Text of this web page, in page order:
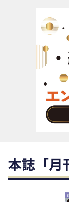
リスクマネジメ
社外・社内広報
社外・社内コ
FM・オフィス
テクノロジー活
助成金・補助
アウトソーシン
本誌「月